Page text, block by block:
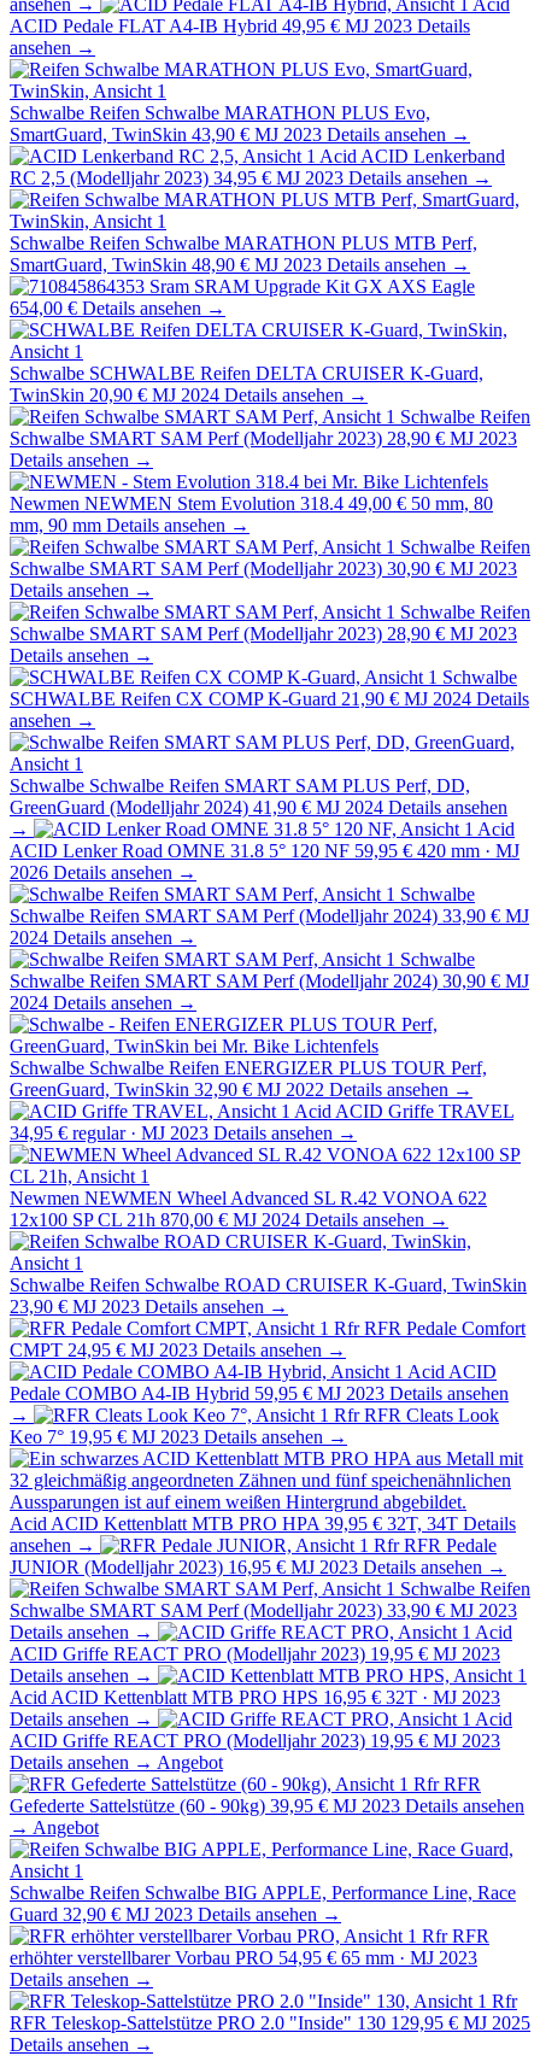
ACID Pedale FLAT A4-IB Hybrid 49,95 € MJ 2023 Details
ansehen →
Schwalbe Reifen Schwalbe MARATHON PLUS Evo,
SmartGuard, TwinSkin 43,90 € MJ 2023 Details ansehen →
Acid ACID Lenkerband
RC 2,5 (Modelljahr 2023) 34,95 € MJ 2023 Details ansehen →
Schwalbe Reifen Schwalbe MARATHON PLUS MTB Perf,
SmartGuard, TwinSkin 48,90 € MJ 2023 Details ansehen →
Sram SRAM Upgrade Kit GX AXS Eagle
654,00 € Details ansehen →
Schwalbe SCHWALBE Reifen DELTA CRUISER K-Guard,
TwinSkin 20,90 € MJ 2024 Details ansehen →
Schwalbe Reifen
Schwalbe SMART SAM Perf (Modelljahr 2023) 28,90 € MJ 2023
Details ansehen →
Newmen NEWMEN Stem Evolution 318.4 49,00 € 50 mm, 80
mm, 90 mm Details ansehen →
Schwalbe Reifen
Schwalbe SMART SAM Perf (Modelljahr 2023) 30,90 € MJ 2023
Details ansehen →
Schwalbe Reifen
Schwalbe SMART SAM Perf (Modelljahr 2023) 28,90 € MJ 2023
Details ansehen →
Schwalbe
SCHWALBE Reifen CX COMP K-Guard 21,90 € MJ 2024 Details
ansehen →
Schwalbe Schwalbe Reifen SMART SAM PLUS Perf, DD,
GreenGuard (Modelljahr 2024) 41,90 € MJ 2024 Details ansehen
→
Acid
ACID Lenker Road OMNE 31.8 5° 120 NF 59,95 € 420 mm · MJ
2026 Details ansehen →
Schwalbe
Schwalbe Reifen SMART SAM Perf (Modelljahr 2024) 33,90 € MJ
2024 Details ansehen →
Schwalbe
Schwalbe Reifen SMART SAM Perf (Modelljahr 2024) 30,90 € MJ
2024 Details ansehen →
Schwalbe Schwalbe Reifen ENERGIZER PLUS TOUR Perf,
GreenGuard, TwinSkin 32,90 € MJ 2022 Details ansehen →
Acid ACID Griffe TRAVEL
34,95 € regular · MJ 2023 Details ansehen →
Newmen NEWMEN Wheel Advanced SL R.42 VONOA 622
12x100 SP CL 21h 870,00 € MJ 2024 Details ansehen →
Schwalbe Reifen Schwalbe ROAD CRUISER K-Guard, TwinSkin
23,90 € MJ 2023 Details ansehen →
Rfr RFR Pedale Comfort
CMPT 24,95 € MJ 2023 Details ansehen →
Acid ACID
Pedale COMBO A4-IB Hybrid 59,95 € MJ 2023 Details ansehen
→
Rfr RFR Cleats Look
Keo 7° 19,95 € MJ 2023 Details ansehen →
Acid ACID Kettenblatt MTB PRO HPA 39,95 € 32T, 34T Details
ansehen →
Rfr RFR Pedale
JUNIOR (Modelljahr 2023) 16,95 € MJ 2023 Details ansehen →
Schwalbe Reifen
Schwalbe SMART SAM Perf (Modelljahr 2023) 33,90 € MJ 2023
Details ansehen →
Acid
ACID Griffe REACT PRO (Modelljahr 2023) 19,95 € MJ 2023
Details ansehen →
Acid ACID Kettenblatt MTB PRO HPS 16,95 € 32T · MJ 2023
Details ansehen →
Acid
ACID Griffe REACT PRO (Modelljahr 2023) 19,95 € MJ 2023
Details ansehen → Angebot
Rfr RFR
Gefederte Sattelstütze (60 - 90kg) 39,95 € MJ 2023 Details ansehen
→ Angebot
Schwalbe Reifen Schwalbe BIG APPLE, Performance Line, Race
Guard 32,90 € MJ 2023 Details ansehen →
Rfr RFR
erhöhter verstellbarer Vorbau PRO 54,95 € 65 mm · MJ 2023
Details ansehen →
Rfr
RFR Teleskop-Sattelstütze PRO 2.0 "Inside" 130 129,95 € MJ 2025
Details ansehen →